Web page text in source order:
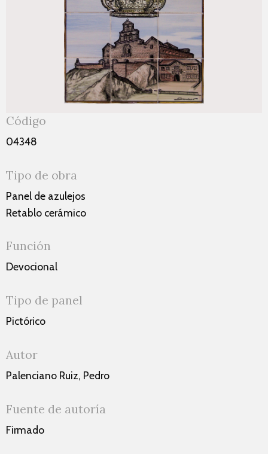
Código
04348
Tipo de obra
Panel de azulejos
Retablo cerámico
Función
Devocional
Tipo de panel
Pictórico
Autor
Palenciano Ruiz, Pedro
Fuente de autoría
Firmado